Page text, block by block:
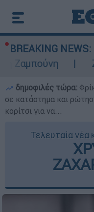
BREAKING NEWS:
δημοφιλές τώρα:
σε κατάστημα και
κορίτσι για να...
Τελευταία νέα